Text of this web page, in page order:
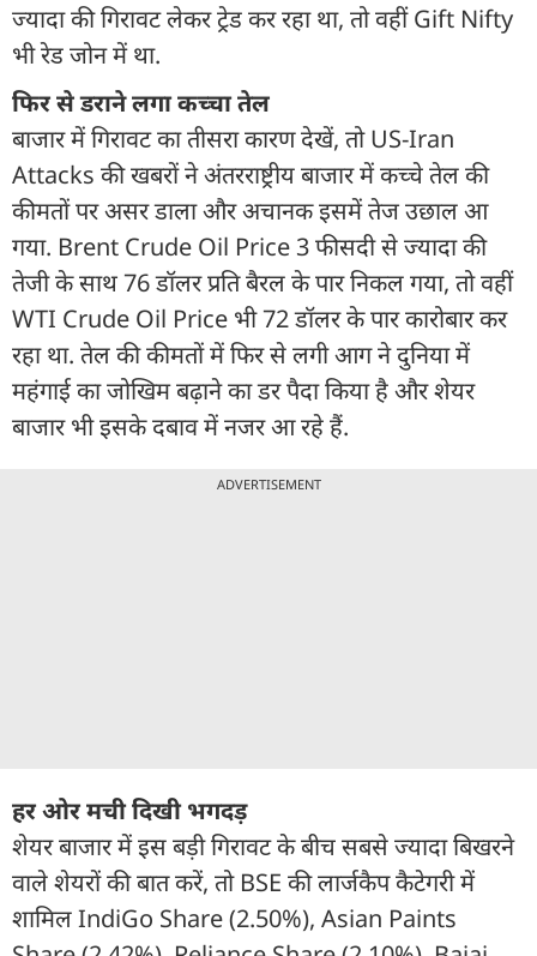
ज्यादा की गिरावट लेकर ट्रेड कर रहा था, तो वहीं Gift Nifty
भी रेड जोन में था.
फिर से डराने लगा कच्चा तेल
बाजार में गिरावट का तीसरा कारण देखें, तो US-Iran
Attacks की खबरों ने अंतरराष्ट्रीय बाजार में कच्चे तेल की
कीमतों पर असर डाला और अचानक इसमें तेज उछाल आ
गया. Brent Crude Oil Price 3 फीसदी से ज्यादा की
तेजी के साथ 76 डॉलर प्रति बैरल के पार निकल गया, तो वहीं
WTI Crude Oil Price भी 72 डॉलर के पार कारोबार कर
रहा था. तेल की कीमतों में फिर से लगी आग ने दुनिया में
महंगाई का जोखिम बढ़ाने का डर पैदा किया है और शेयर
बाजार भी इसके दबाव में नजर आ रहे हैं.
ADVERTISEMENT
हर ओर मची दिखी भगदड़
शेयर बाजार में इस बड़ी गिरावट के बीच सबसे ज्यादा बिखरने
वाले शेयरों की बात करें, तो BSE की लार्जकैप कैटेगरी में
शामिल IndiGo Share (2.50%), Asian Paints